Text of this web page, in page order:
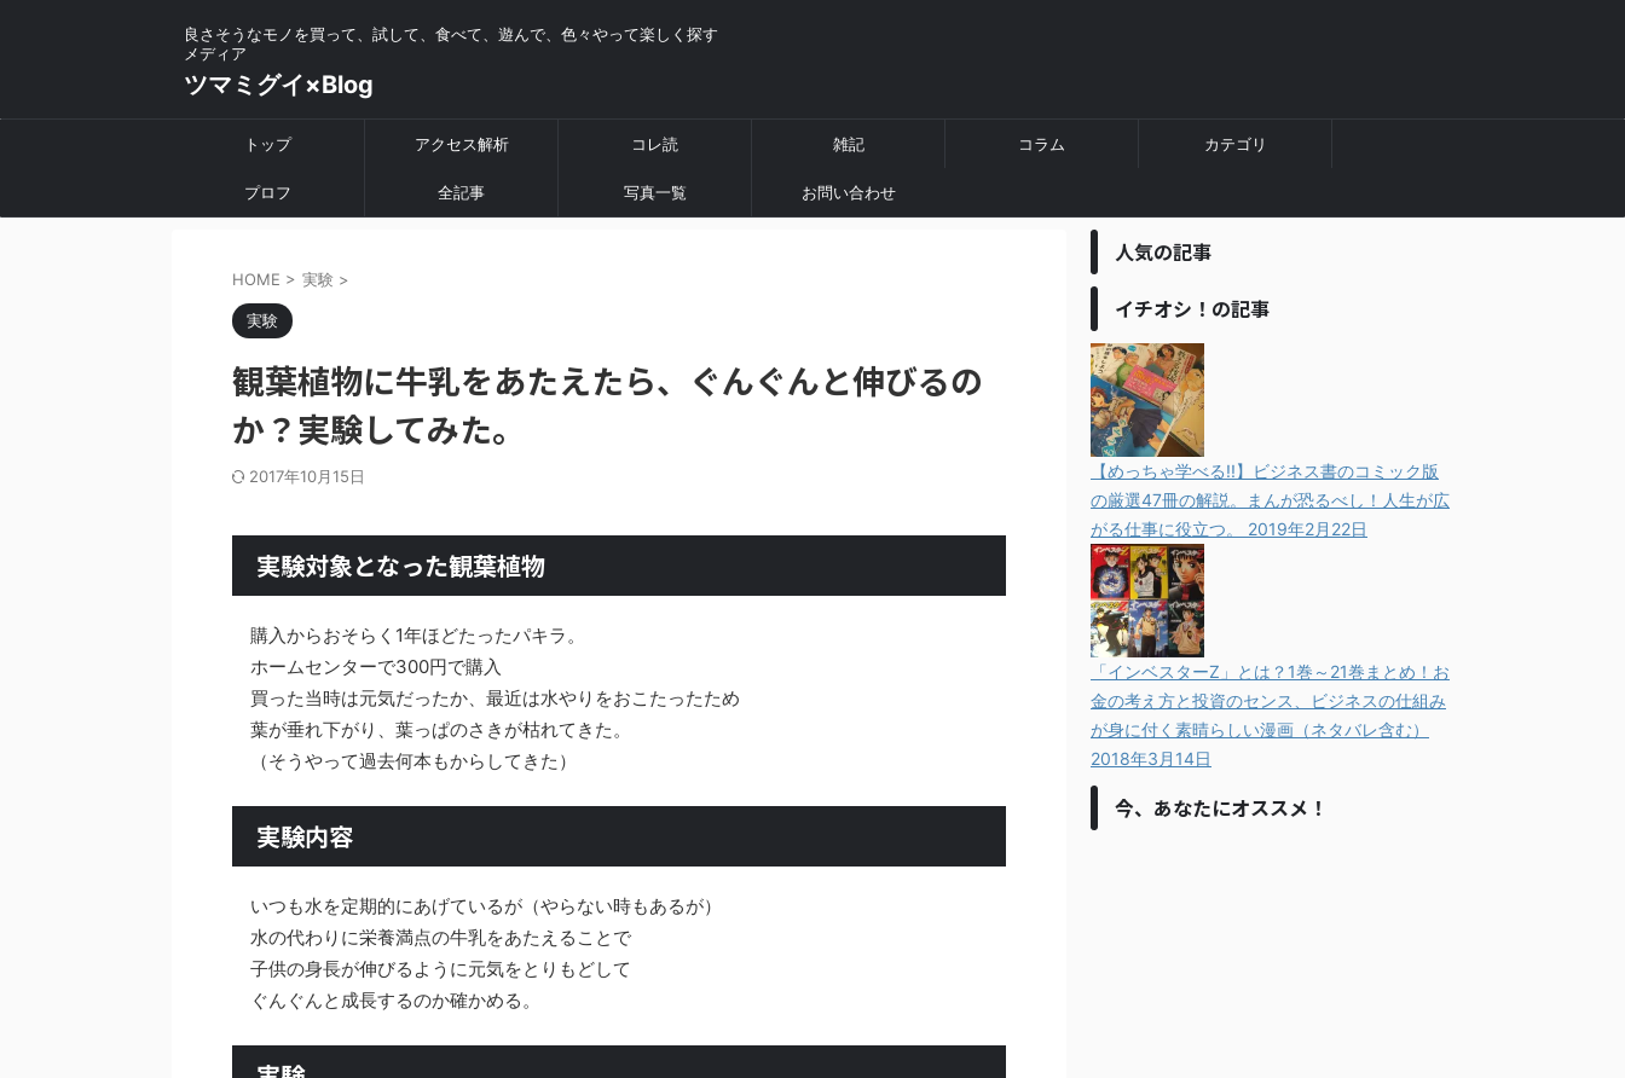
良さそうなモノを買って、試して、食べて、遊んで、色々やって楽しく探す
メディア
ツマミグイ×Blog
トップ アクセス解析 コレ読 雑記 コラム カテゴリ
プロフ 全記事 写真一覧 お問い合わせ
HOME > 実験 >
実験
観葉植物に牛乳をあたえたら、ぐんぐんと伸びるの
か？実験してみた。
2017年10月15日
実験対象となった観葉植物
購入からおそらく1年ほどたったパキラ。
ホームセンターで300円で購入
買った当時は元気だったか、最近は水やりをおこたったため
葉が垂れ下がり、葉っぱのさきが枯れてきた。
（そうやって過去何本もからしてきた）
実験内容
いつも水を定期的にあげているが（やらない時もあるが）
水の代わりに栄養満点の牛乳をあたえることで
子供の身長が伸びるように元気をとりもどして
ぐんぐんと成長するのか確かめる。
人気の記事
イチオシ！の記事
【めっちゃ学べる!!】ビジネス書のコミック版
の厳選47冊の解説。まんが恐るべし！人生が広
がる仕事に役立つ。 2019年2月22日
「インベスターZ」とは？1巻～21巻まとめ！お
金の考え方と投資のセンス、ビジネスの仕組み
が身に付く素晴らしい漫画（ネタバレ含む）
2018年3月14日
今、あなたにオススメ！